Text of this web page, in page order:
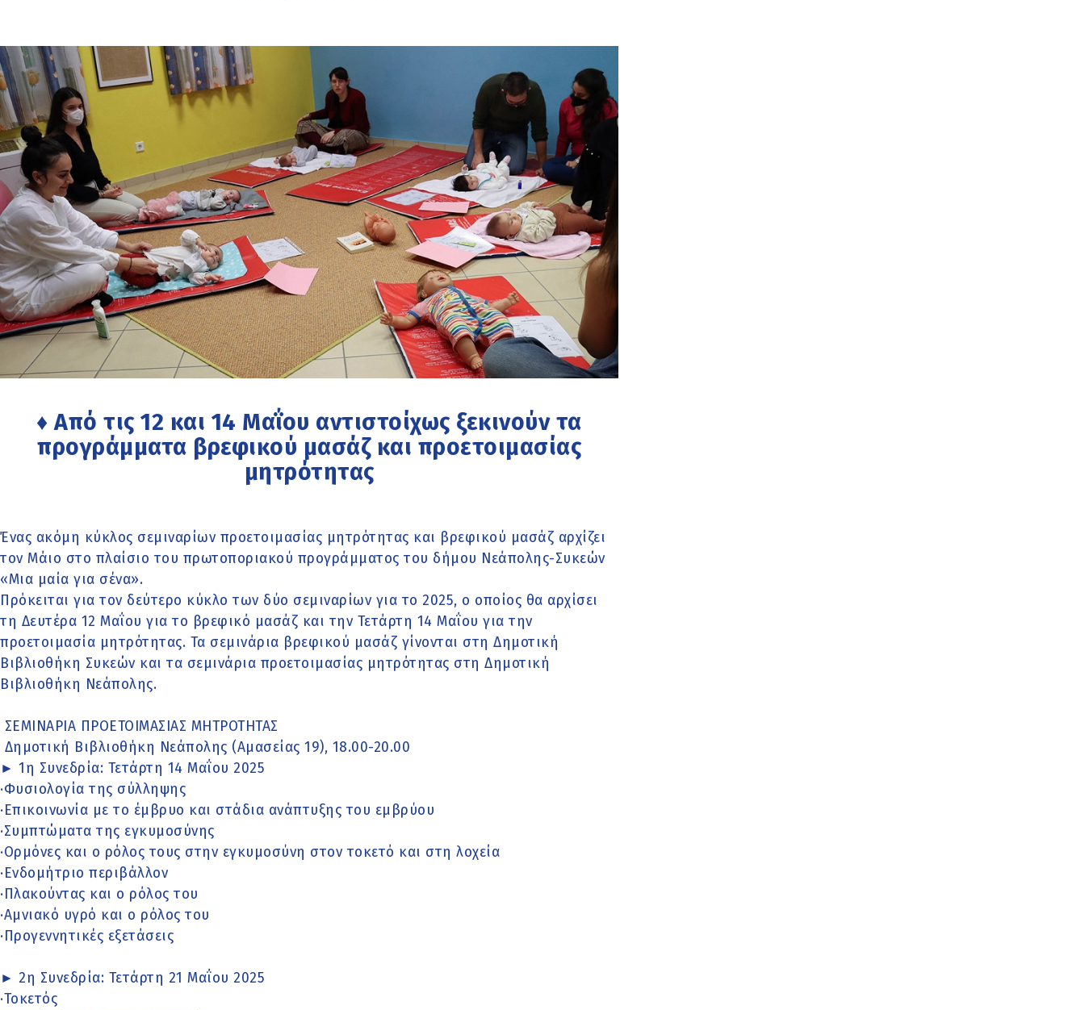
♦ Από τις 12 και 14 Μαΐου αντιστοίχως ξεκινούν τα
προγράμματα βρεφικού μασάζ και προετοιμασίας
μητρότητας
Ένας ακόμη κύκλος σεμιναρίων προετοιμασίας μητρότητας και βρεφικού μασάζ αρχίζει
τον Μάιο στο πλαίσιο του πρωτοποριακού προγράμματος του δήμου Νεάπολης-Συκεών
«Μια μαία για σένα».
Πρόκειται για τον δεύτερο κύκλο των δύο σεμιναρίων για το 2025, ο οποίος θα αρχίσει
τη Δευτέρα 12 Μαΐου για το βρεφικό μασάζ και την Τετάρτη 14 Μαΐου για την
προετοιμασία μητρότητας. Τα σεμινάρια βρεφικού μασάζ γίνονται στη Δημοτική
Βιβλιοθήκη Συκεών και τα σεμινάρια προετοιμασίας μητρότητας στη Δημοτική
Βιβλιοθήκη Νεάπολης.
ΣΕΜΙΝΑΡΙΑ ΠΡΟΕΤΟΙΜΑΣΙΑΣ ΜΗΤΡΟΤΗΤΑΣ
Δημοτική Βιβλιοθήκη Νεάπολης (Αμασείας 19), 18.00-20.00
► 1η Συνεδρία: Τετάρτη 14 Μαΐου 2025
·Φυσιολογία της σύλληψης
·Επικοινωνία με το έμβρυο και στάδια ανάπτυξης του εμβρύου
·Συμπτώματα της εγκυμοσύνης
·Ορμόνες και ο ρόλος τους στην εγκυμοσύνη στον τοκετό και στη λοχεία
·Ενδομήτριο περιβάλλον
·Πλακούντας και ο ρόλος του
·Αμνιακό υγρό και ο ρόλος του
·Προγεννητικές εξετάσεις
► 2η Συνεδρία: Τετάρτη 21 Μαΐου 2025
·Τοκετός